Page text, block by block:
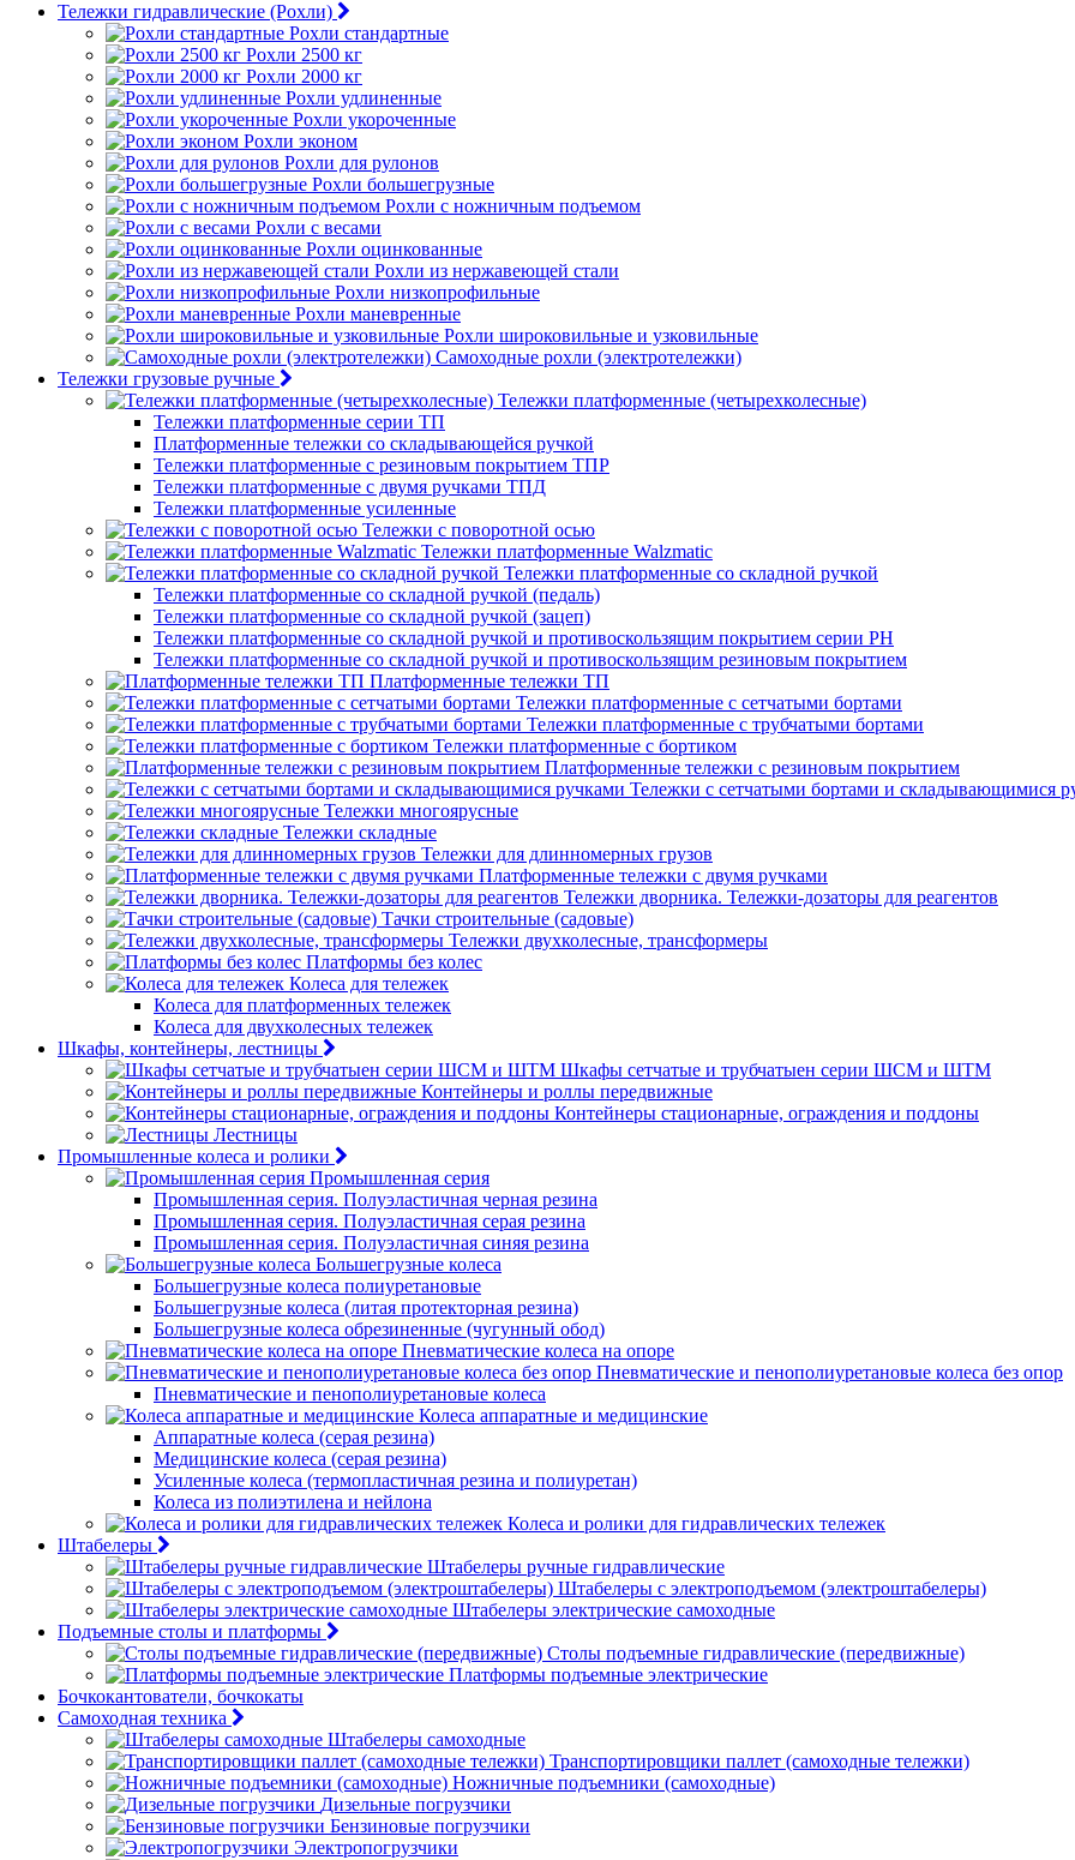
Тележки гидравлические (Рохли)
Рохли стандартные
Рохли 2500 кг
Рохли 2000 кг
Рохли удлиненные
Рохли укороченные
Рохли эконом
Рохли для рулонов
Рохли большегрузные
Рохли с ножничным подъемом
Рохли с весами
Рохли оцинкованные
Рохли из нержавеющей стали
Рохли низкопрофильные
Рохли маневренные
Рохли широковильные и узковильные
Самоходные рохли (электротележки)
Тележки грузовые ручные
Тележки платформенные (четырехколесные)
Тележки платформенные серии ТП
Платформенные тележки со складывающейся ручкой
Тележки платформенные с резиновым покрытием ТПР
Тележки платформенные с двумя ручками ТПД
Тележки платформенные усиленные
Тележки с поворотной осью
Тележки платформенные Walzmatic
Тележки платформенные со складной ручкой
Тележки платформенные со складной ручкой (педаль)
Тележки платформенные со складной ручкой (зацеп)
Тележки платформенные со складной ручкой и противоскользящим покрытием серии PH
Тележки платформенные со складной ручкой и противоскользящим резиновым покрытием
Платформенные тележки ТП
Тележки платформенные с сетчатыми бортами
Тележки платформенные с трубчатыми бортами
Тележки платформенные с бортиком
Платформенные тележки с резиновым покрытием
Тележки с сетчатыми бортами и складывающимися
Тележки многоярусные
Тележки складные
Тележки для длинномерных грузов
Платформенные тележки с двумя ручками
Тележки дворника. Тележки-дозаторы для реагентов
Тачки строительные (садовые)
Тележки двухколесные, трансформеры
Платформы без колес
Колеса для тележек
Колеса для платформенных тележек
Колеса для двухколесных тележек
Шкафы, контейнеры, лестницы
Шкафы сетчатые и трубчатыен серии ШСМ и ШТМ
Контейнеры и роллы передвижные
Контейнеры стационарные, ограждения и поддоны
Лестницы
Промышленные колеса и ролики
Промышленная серия
Промышленная серия. Полуэластичная черная резина
Промышленная серия. Полуэластичная серая резина
Промышленная серия. Полуэластичная синяя резина
Большегрузные колеса
Большегрузные колеса полиуретановые
Большегрузные колеса (литая протекторная резина)
Большегрузные колеса обрезиненные (чугунный обод)
Пневматические колеса на опоре
Пневматические и пенополиуретановые колеса без опор
Пневматические и пенополиуретановые колеса
Колеса аппаратные и медицинские
Аппаратные колеса (серая резина)
Медицинские колеса (серая резина)
Усиленные колеса (термопластичная резина и полиуретан)
Колеса из полиэтилена и нейлона
Колеса и ролики для гидравлических тележек
Штабелеры
Штабелеры ручные гидравлические
Штабелеры с электроподъемом (электроштабелеры)
Штабелеры электрические самоходные
Подъемные столы и платформы
Столы подъемные гидравлические (передвижные)
Платформы подъемные электрические
Бочкокантователи, бочкокаты
Самоходная техника
Штабелеры самоходные
Транспортировщики паллет (самоходные тележки)
Ножничные подъемники (самоходные)
Дизельные погрузчики
Бензиновые погрузчики
Электропогрузчики